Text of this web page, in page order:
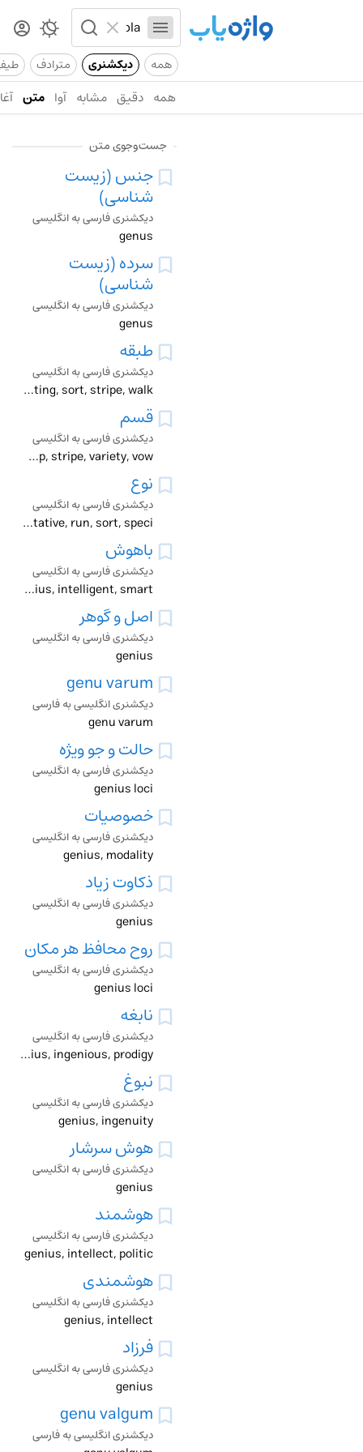
همه دیکشنری مترادف
همه دقیق مشابه آوا متن
جست‌وجوی متن
جنس (زیست
شناسی)
دیکشنری فارسی به انگلیسی
genus
سرده (زیست
شناسی)
دیکشنری فارسی به انگلیسی
genus
طبقه
دیکشنری فارسی به انگلیسی
breed, class, division, estate, genus, layer, order, rating, sort, stripe, walk
قسم
دیکشنری فارسی به انگلیسی
character, description, genre, genus, ilk, kidney, kind, lot, manners, nature, oath, order, sort, species, stamp, stripe, variety, vow
نوع
دیکشنری فارسی به انگلیسی
brand, breed, character, class, description, genre, genus, ilk, kidney, kind, make, manners, model, nature, order, range, rate, representative, run, sort, speci
باهوش
دیکشنری فارسی به انگلیسی
genius, intelligent, smart
اصل و گوهر
دیکشنری فارسی به انگلیسی
genius
genu varum
دیکشنری انگلیسی به فارسی
genu varum
حالت و جو ویژه
دیکشنری فارسی به انگلیسی
genius loci
خصوصیات
دیکشنری فارسی به انگلیسی
genius, modality
ذکاوت زیاد
دیکشنری فارسی به انگلیسی
genius
روح محافظ هر مکان
دیکشنری فارسی به انگلیسی
genius loci
نابغه
دیکشنری فارسی به انگلیسی
genius, ingenious, prodigy
نبوغ
دیکشنری فارسی به انگلیسی
genius, ingenuity
هوش سرشار
دیکشنری فارسی به انگلیسی
genius
هوشمند
دیکشنری فارسی به انگلیسی
genius, intellect, politic
هوشمندی
دیکشنری فارسی به انگلیسی
genius, intellect
فرزاد
دیکشنری فارسی به انگلیسی
genius
genu valgum
دیکشنری انگلیسی به فارسی